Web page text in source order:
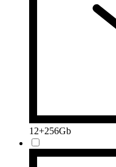
12+256Gb